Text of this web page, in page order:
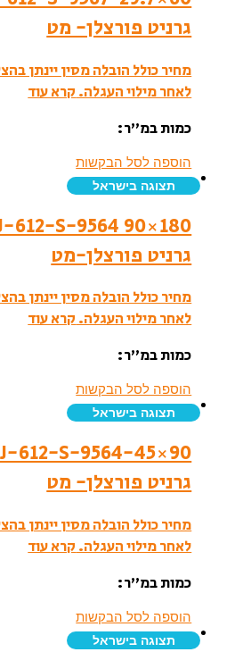
גרניט פורצלן- מט
מחיר כולל הובלה מסין יינתן
לאחר מילוי העגלה.קרא עוד
כמות במ”ר:
הוספה לסל הבקשות
תצוגה בישראל
גרניט פורצלן-מט
מחיר כולל הובלה מסין יינתן
לאחר מילוי העגלה.קרא עוד
כמות במ”ר:
הוספה לסל הבקשות
תצוגה בישראל
גרניט פורצלן- מט
מחיר כולל הובלה מסין יינתן
לאחר מילוי העגלה. קרא עוד
כמות במ”ר:
הוספה לסל הבקשות
תצוגה בישראל